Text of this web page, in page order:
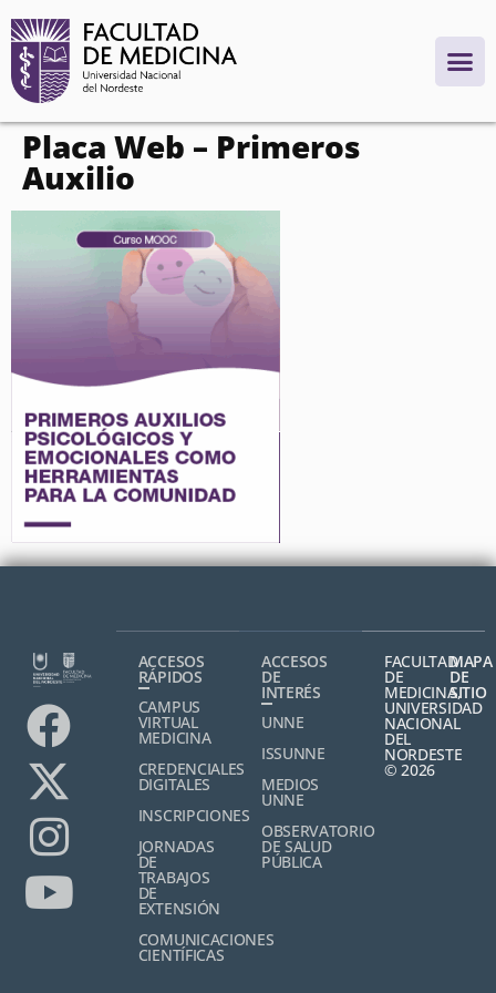
contenido
Placa Web – Primeros
Auxilio
ACCESOS
RÁPIDOS
CAMPUS
VIRTUAL
MEDICINA
CREDENCIALES
DIGITALES
INSCRIPCIONES
JORNADAS
DE
TRABAJOS
DE
EXTENSIÓN
COMUNICACIONES
CIENTÍFICAS
ACCESOS
DE
INTERÉS
UNNE
ISSUNNE
MEDIOS
UNNE
OBSERVATORIO
DE SALUD
PÚBLICA
FACULTAD
DE
MEDICINA,
UNIVERSIDAD
NACIONAL
DEL
NORDESTE
© 2026
MAPA
DE
SITIO